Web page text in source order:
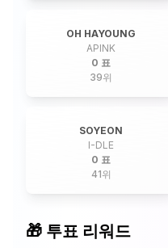
OH HAYOUNG
APINK
0 표
39위
SOYEON
I-DLE
0 표
41위
🎁 투표 리워드